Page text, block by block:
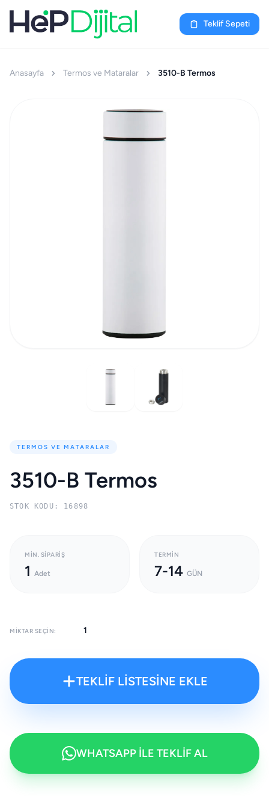
Teklif Sepeti
Anasayfa Termos ve Mataralar 3510-B Termos
TERMOS VE MATARALAR
3510-B Termos
STOK KODU: 16898
MIN. SIPARIŞ
1 Adet
TERMIN
7-14 GÜN
MIKTAR SEÇIN:
TEKLİF LİSTESİNE EKLE
WHATSAPP İLE TEKLİF AL